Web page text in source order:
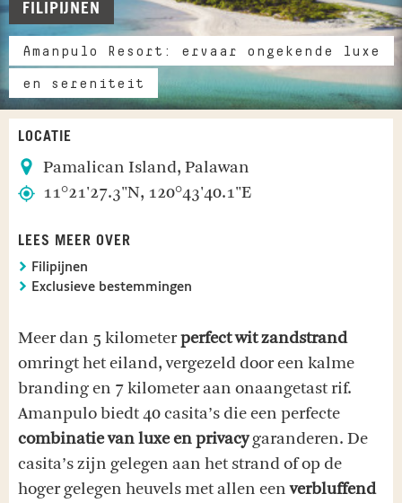
FILIPIJNEN
Amanpulo Resort: ervaar ongekende luxe
en sereniteit
LOCATIE
Pamalican Island, Palawan
11°21'27.3"N, 120°43'40.1"E
LEES MEER OVER
Filipijnen
Exclusieve bestemmingen
Meer dan 5 kilometerperfect wit zandstrand
omringt het eiland, vergezeld door een kalme
branding en 7 kilometer aan onaangetast rif.
Amanpulo biedt 40 casita’s die een perfecte
combinatie van luxe en privacygaranderen. De
casita’s zijn gelegen aan het strand of op de
hoger gelegen heuvels met allen eenverbluffend